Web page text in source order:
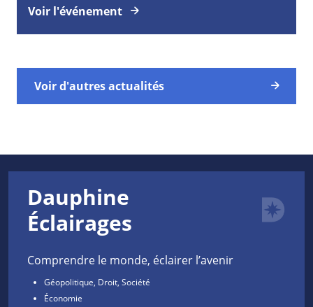
Voir l'événement
Voir d'autres actualités
Dauphine
Éclairages
Comprendre le monde, éclairer l’avenir
Géopolitique, Droit, Société
Économie